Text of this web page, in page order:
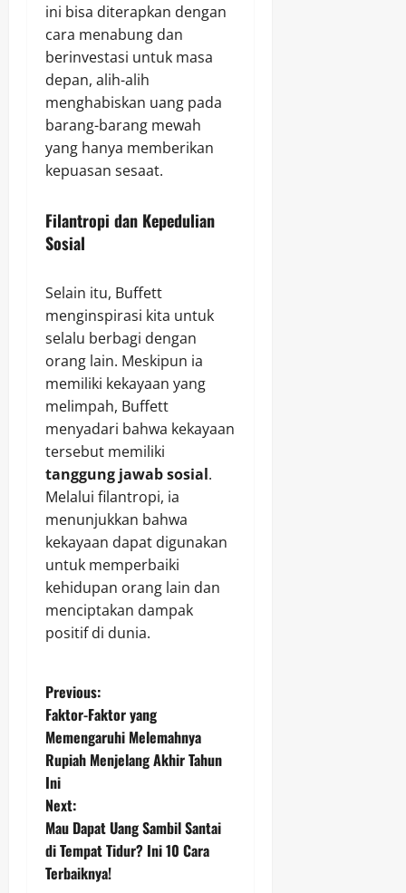
ini bisa diterapkan dengan
cara menabung dan
berinvestasi untuk masa
depan, alih-alih
menghabiskan uang pada
barang-barang mewah
yang hanya memberikan
kepuasan sesaat.
Filantropi dan Kepedulian
Sosial
Selain itu, Buffett
menginspirasi kita untuk
selalu berbagi dengan
orang lain. Meskipun ia
memiliki kekayaan yang
melimpah, Buffett
menyadari bahwa kekayaan
tersebut memiliki
tanggung jawab sosial.
Melalui filantropi, ia
menunjukkan bahwa
kekayaan dapat digunakan
untuk memperbaiki
kehidupan orang lain dan
menciptakan dampak
positif di dunia.
P
o
s
t
n
Previous:
Faktor-Faktor yang
Memengaruhi Melemahnya
Rupiah Menjelang Akhir Tahun
Ini
Next:
Mau Dapat Uang Sambil Santai
di Tempat Tidur? Ini 10 Cara
Terbaiknya!